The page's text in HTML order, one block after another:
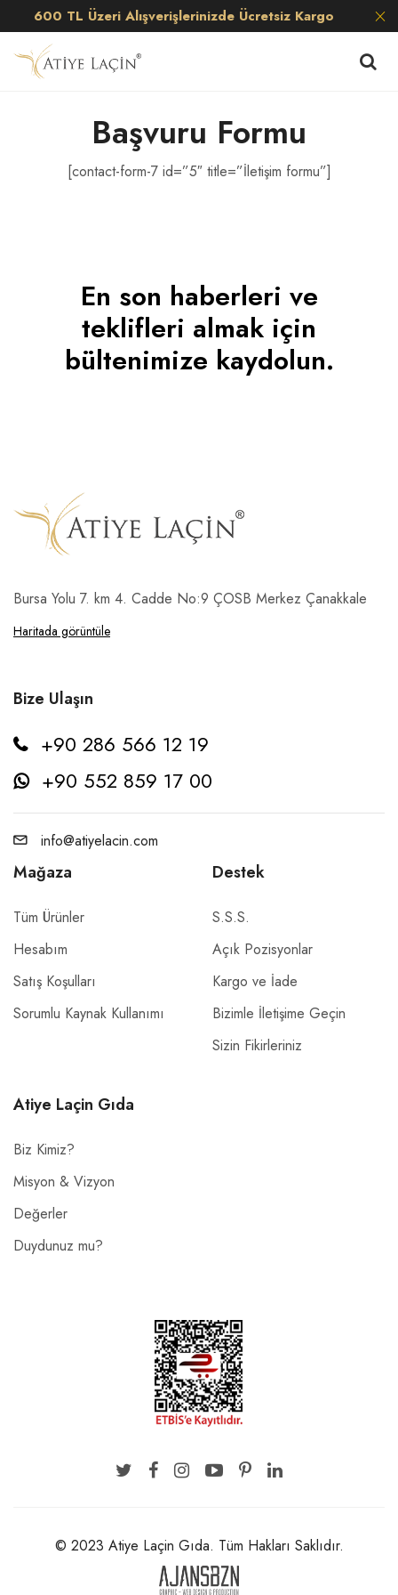
600 TL Üzeri Alışverişlerinizde Ücretsiz Kargo
Başvuru Formu
[contact-form-7 id=”5″ title=”İletişim formu”]
En son haberleri ve
teklifleri almak için
bültenimize kaydolun.
Bursa Yolu 7. km 4. Cadde No:9 ÇOSB Merkez Çanakkale
Haritada görüntüle
Bize Ulaşın
+90 286 566 12 19
+90 552 859 17 00
info@atiyelacin.com
Mağaza
Tüm Ürünler
Hesabım
Satış Koşulları
Sorumlu Kaynak Kullanımı
Destek
S.S.S.
Açık Pozisyonlar
Kargo ve İade
Bizimle İletişime Geçin
Sizin Fikirleriniz
Atiye Laçin Gıda
Biz Kimiz?
Misyon & Vizyon
Değerler
Duydunuz mu?
© 2023 Atiye Laçin Gıda. Tüm Hakları Saklıdır.